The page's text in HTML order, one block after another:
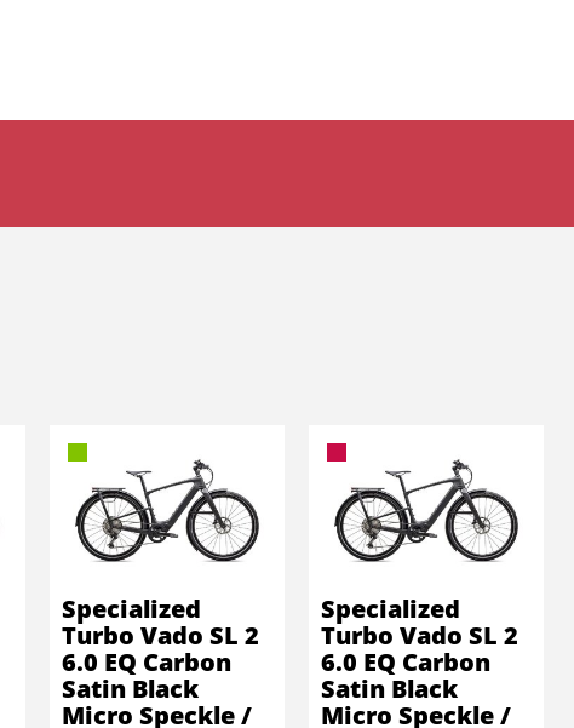
Specialized
Turbo Vado SL 2
6.0 EQ Carbon
Satin Black
Micro Speckle /
Specialized
Turbo Vado SL 2
6.0 EQ Carbon
Satin Black
Micro Speckle /